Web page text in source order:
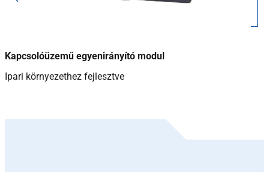
Kapcsolóüzemű egyenirányító modul
Ipari környezethez fejlesztve